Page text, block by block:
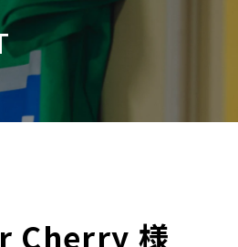
Cherry 様